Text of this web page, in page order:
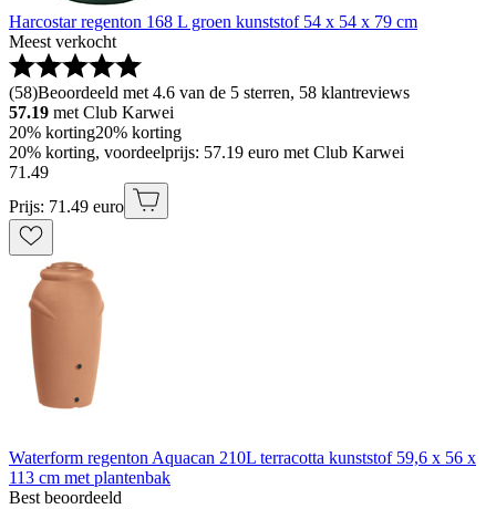
Harcostar regenton 168 L groen kunststof 54 x 54 x 79 cm
Meest verkocht
(58)Beoordeeld met 4.6 van de 5 sterren, 58 klantreviews
57.19 met Club Karwei
20% korting20% korting
20% korting, voordeelprijs: 57.19 euro met Club Karwei
71 .49
Prijs: 71.49 euro
Waterform regenton Aquacan 210L terracotta kunststof 59,6 x 56 x
113 cm met plantenbak
Best beoordeeld